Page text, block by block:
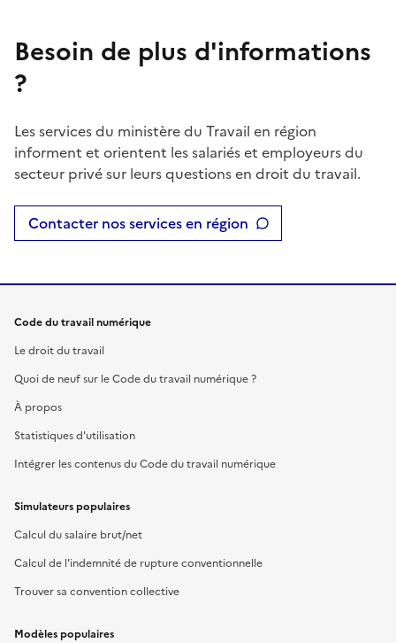
Besoin de plus d'informations
?
Les services du ministère du Travail en région
informent et orientent les salariés et employeurs du
secteur privé sur leurs questions en droit du travail.
Contacter nos services en région
Code du travail numérique
Le droit du travail
Quoi de neuf sur le Code du travail numérique ?
À propos
Statistiques d'utilisation
Intégrer les contenus du Code du travail numérique
Simulateurs populaires
Calcul du salaire brut/net
Calcul de l'indemnité de rupture conventionnelle
Trouver sa convention collective
Modèles populaires